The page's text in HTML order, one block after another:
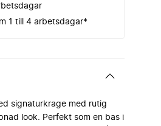
1 till 4 arbetsdagar*
signaturkrage med rutig
look. Perfekt som en bas i